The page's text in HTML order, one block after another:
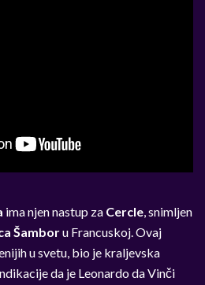
ima njen nastup za Cercle snimljen
Šamboru Francuskoj. Ovaj
u svetu, bio je kraljevska
da je Leonardo da Vinči